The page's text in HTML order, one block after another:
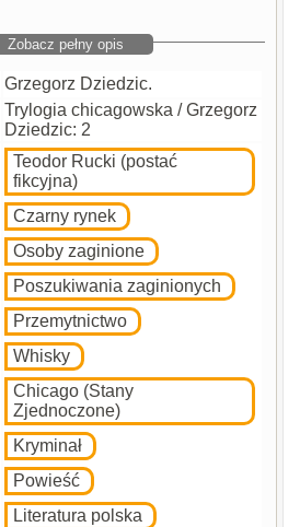
Zobacz pełny opis
Grzegorz Dziedzic.
Trylogia chicagowska / Grzegorz
Dziedzic: 2
Teodor Rucki (postać
fikcyjna)
Czarny rynek
Osoby zaginione
Poszukiwania zaginionych
Przemytnictwo
Whisky
Chicago (Stany
Zjednoczone)
Kryminał
Powieść
Literatura polska